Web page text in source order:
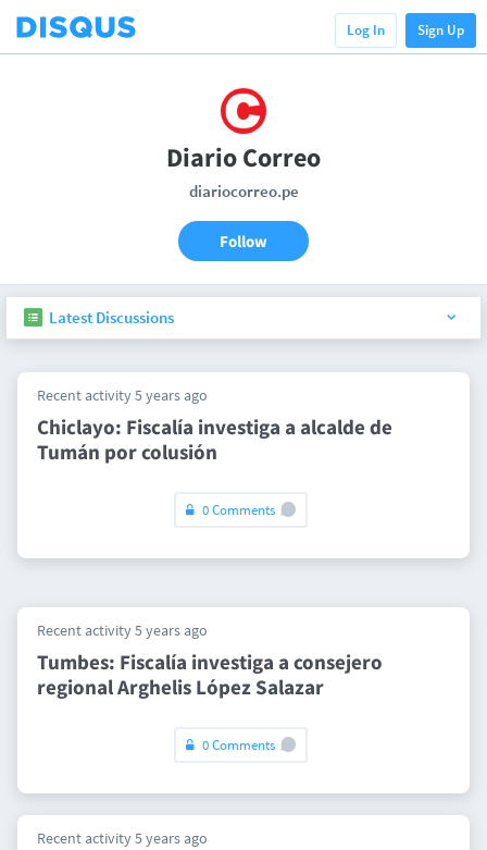
Log In Sign Up
Diario Correo
diariocorreo.pe
Follow
Latest Discussions
Recent activity 5 years ago
Chiclayo: Fiscalía investiga a alcalde de
Tumán por colusión
0 Comments
Recent activity 5 years ago
Tumbes: Fiscalía investiga a consejero
regional Arghelis López Salazar
0 Comments
Recent activity 5 years ago